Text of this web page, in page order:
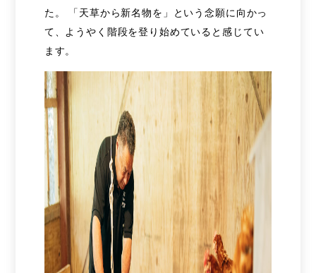
た。 「天草から新名物を」という念願に向かっ
て、ようやく階段を登り始めていると感じてい
ます。